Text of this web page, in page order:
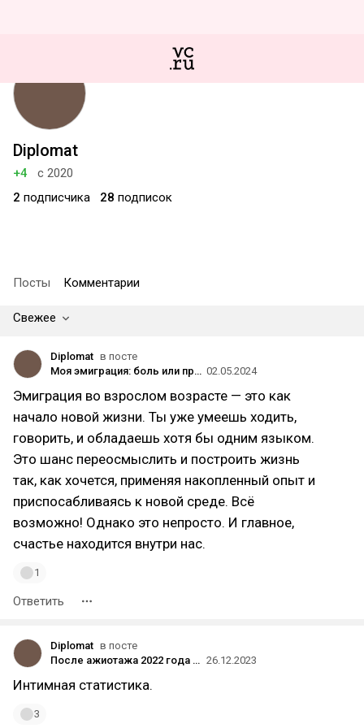
Diplomat
+4
с 2020
2 подписчика 28 подписок
Посты Комментарии
Свежее
Diplomat в посте
Моя эмиграция: боль или приключение? 02.05.2024
Эмиграция во взрослом возрасте — это как
начало новой жизни. Ты уже умеешь ходить,
говорить, и обладаешь хотя бы одним языком.
Это шанс переосмыслить и построить жизнь
так, как хочется, применяя накопленный опыт и
приспосабливаясь к новой среде. Всё
возможно! Однако это непросто. И главное,
счастье находится внутри нас.
1
Ответить
Diplomat в посте
После ажиотажа 2022 года спрос россиян на зарубежную недвижимость сократился на 32-45% год к году 26.12.2023
Интимная статиcтика.
3